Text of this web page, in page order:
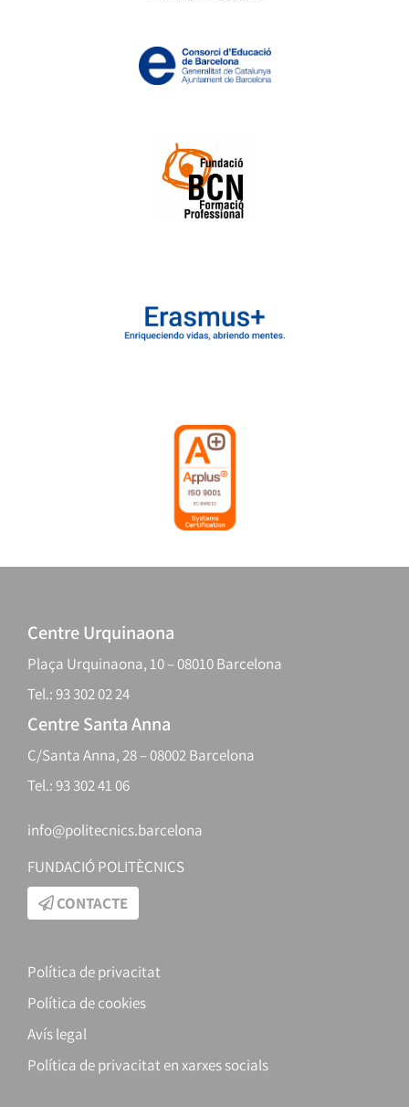
Centre Urquinaona
Plaça Urquinaona, 10 – 08010 Barcelona
Tel.: 93 302 02 24
Centre Santa Anna
C/Santa Anna, 28 – 08002 Barcelona
Tel.: 93 302 41 06
info@politecnics.barcelona
FUNDACIÓ POLITÈCNICS
CONTACTE
Política de privacitat
Política de cookies
Avís legal
Política de privacitat en xarxes socials